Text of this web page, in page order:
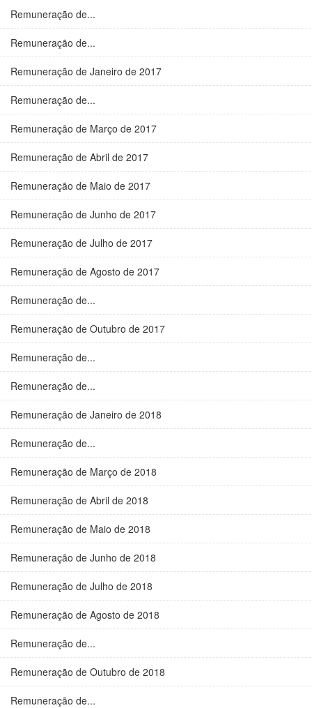
Remuneração de...
Remuneração de...
Remuneração de Janeiro de 2017
Remuneração de...
Remuneração de Março de 2017
Remuneração de Abril de 2017
Remuneração de Maio de 2017
Remuneração de Junho de 2017
Remuneração de Julho de 2017
Remuneração de Agosto de 2017
Remuneração de...
Remuneração de Outubro de 2017
Remuneração de...
Remuneração de...
Remuneração de Janeiro de 2018
Remuneração de...
Remuneração de Março de 2018
Remuneração de Abril de 2018
Remuneração de Maio de 2018
Remuneração de Junho de 2018
Remuneração de Julho de 2018
Remuneração de Agosto de 2018
Remuneração de...
Remuneração de Outubro de 2018
Remuneração de...